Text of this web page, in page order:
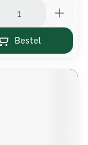
Bestel